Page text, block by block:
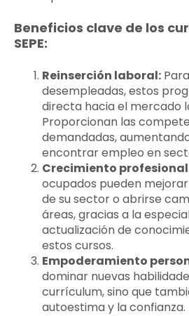
Beneficios clave de los
SEPE:
Reinserción laboral:
desempleadas, estos
directa hacia el mercado
Proporcionan las
demandadas,
encontrar empleo en
Crecimiento
ocupados pueden
de su sector o abrirse
áreas, gracias a la
actualización de
estos cursos.
Empoderamiento
dominar nuevas
currículum, sino que
autoestima y la